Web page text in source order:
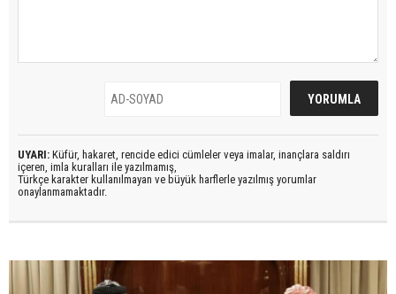
UYARI: Küfür, hakaret, rencide edici cümleler veya imalar, inançlara saldırı
içeren, imla kuralları ile yazılmamış,
Türkçe karakter kullanılmayan ve büyük harflerle yazılmış yorumlar
onaylanmamaktadır.